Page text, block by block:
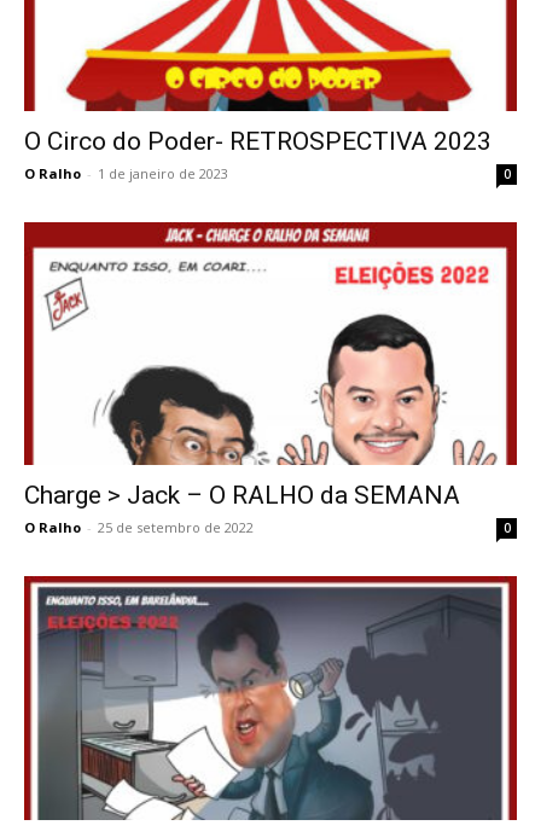
O Circo do Poder- RETROSPECTIVA 2023
O Ralho - 1 de janeiro de 2023 0
Charge > Jack – O RALHO da SEMANA
O Ralho - 25 de setembro de 2022 0